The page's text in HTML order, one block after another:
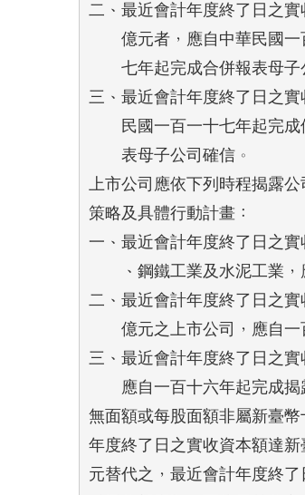
二、最近會計年度終了日之
億元者，應自中華民國
七年起完成合併報表母子
三、最近會計年度終了日之
民國一百一十七年起完
    表母子公司確信。
上市公司應依下列時程揭露
策略及具體行動計畫：
一、最近會計年度終了日之
、鋼鐵工業及水泥工業，
二、最近會計年度終了日之
億元之上市公司，應自一
三、最近會計年度終了日之
應自一百十六年起完成揭
無面額或每股面額非屬新臺
年度終了日之實收資本額達
元替代之，最近會計年度終